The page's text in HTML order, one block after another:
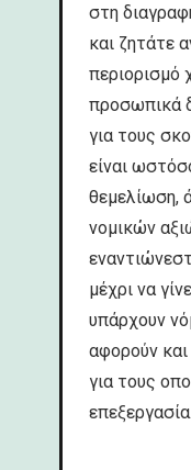
στη
και ζητάτε
περιορισμό
προσωπικά
για τους
είναι
θεμελίωση,
νομικών
μέχρι να
υπάρχουν
αφορούν
για τους
επεξεργασία.